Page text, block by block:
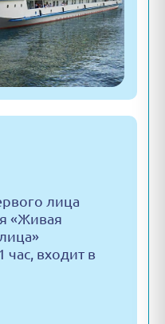
лица
«Живая
входит в